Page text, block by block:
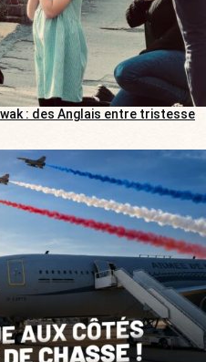
: des Anglais entre tristesse